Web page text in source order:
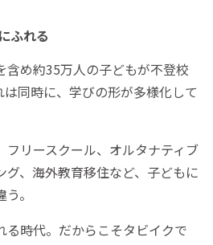
ふれる
含め約35万人の子どもが不登校
は同時に、学びの形が多様化して
フリースクール、オルタナティブ
、海外教育移住など、子どもに
。
る時代。だからこそタビイクで